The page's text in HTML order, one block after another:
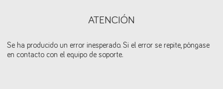
ATENCIÓN
Se ha producido un error inesperado. Si el error se repite, póngase
en contacto con el equipo de soporte.